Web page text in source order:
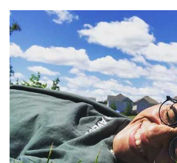
nel 2017. Oggi raccontiamo la storia […]